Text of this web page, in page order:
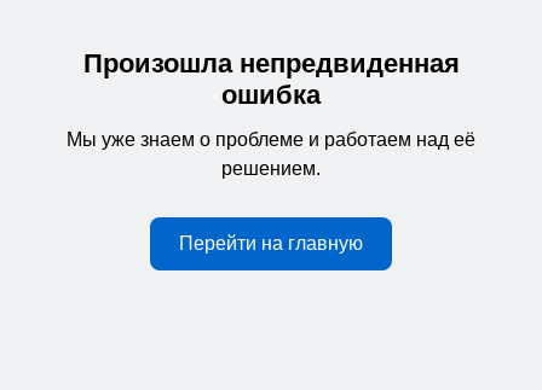
Произошла непредвиденная
ошибка
Мы уже знаем о проблеме и работаем над её
решением.
Перейти на главную